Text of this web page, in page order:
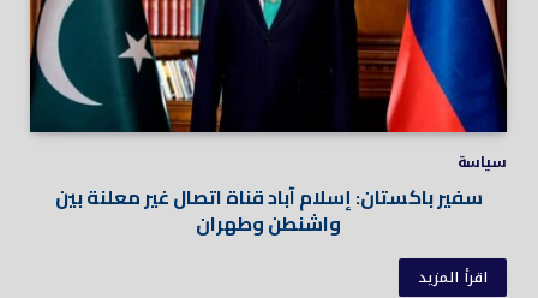
سياسة
سفير باكستان: إسلام آباد قناة اتصال غير معلنة بين
واشنطن وطهران
اقرأ المزيد